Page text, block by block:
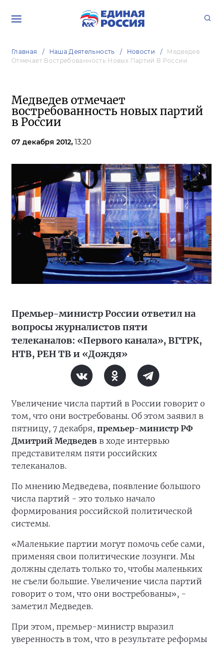
Главная Наша Деятельность Новости
Медведев
Отмечает Востребованность Новых Партий В России
Медведев отмечает
востребованность новых партий
в России
07 декабря 2012, 13:20
Премьер-министр России ответил на
вопросы журналистов пяти
телеканалов: «Первого канала», ВГТРК,
НТВ, РЕН ТВ и «Дождя»
Увеличение числа партий в России говорит о
том, что они востребованы. Об этом заявил в
пятницу, 7 декабря, премьер-министр РФ
Дмитрий Медведев в ходе интервью
представителям пяти российских
телеканалов.
По мнению Медведева, появление большого
числа партий - это только начало
формирования российской политической
системы.
«Маленькие партии могут помочь себе сами,
применяя свои политические лозунги. Мы
должны сделать только то, чтобы маленьких
не съели большие. Увеличение числа партий
говорит о том, что они востребованы», -
заметил Медведев.
При этом, премьер-министр выразил
уверенность в том, что в результате реформы